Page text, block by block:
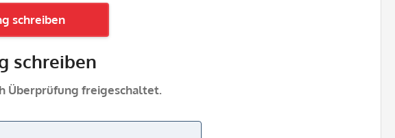
schreiben
schreiben
Überprüfung freigeschaltet.